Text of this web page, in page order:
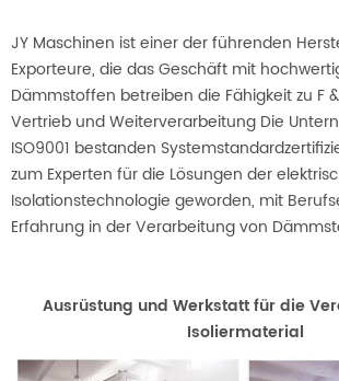
JY Maschinen ist einer der führenden
Exporteure, die das Geschäft mit
Dämmstoffen betreiben die Fähigkeit zu F
Vertrieb und Weiterverarbeitung Die
ISO9001 bestanden
zum Experten für die Lösungen der
Isolationstechnologie geworden, mit
Erfahrung in der Verarbeitung von
Ausrüstung und Werkstatt für die
Isoliermaterial